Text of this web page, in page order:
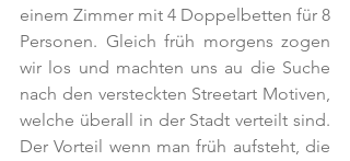
einem Zimmer mit 4 Doppelbetten für 8
Personen. Gleich früh morgens zogen
wir los und machten uns au die Suche
nach den versteckten Streetart Motiven,
welche überall in der Stadt verteilt sind.
Der Vorteil wenn man früh aufsteht, die